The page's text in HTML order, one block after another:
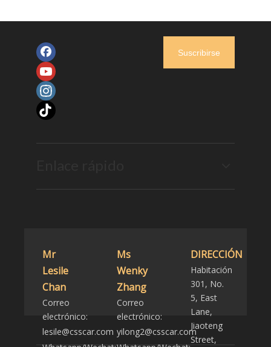
Suscribirse
Mr
Lesile
Chan
Correo
electrónico:
lesile@csscar.com
Ms
Wenky
Zhang
Correo
electrónico:
yilong2@csscar.com
DIRECCIÓN
Habitación
301, No.
5, East
Lane,
Jiaoteng
Street,